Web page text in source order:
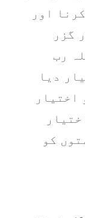
اور
گزر
رب
دیا
اختیار
کو